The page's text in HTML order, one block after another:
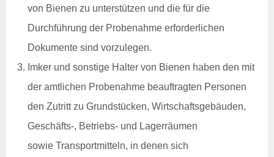
Login
Anträge & Downloads
Beihilfe- und
Tiergesundheit
Rindergesundheit
Veröffentlichungen
Beihilfen & Leistungen
Kontakt
von Bienen zu unterstützen und die für die
Durchführung der Probenahme erforderlichen
Dokumente sind vorzulegen.
Imker und sonstige Halter von Bienen haben den mit
der amtlichen Probenahme beauftragten Personen
den Zutritt zu Grundstücken, Wirtschaftsgebäuden,
Geschäfts-, Betriebs- und Lagerräumen
sowie Transportmitteln, in denen sich